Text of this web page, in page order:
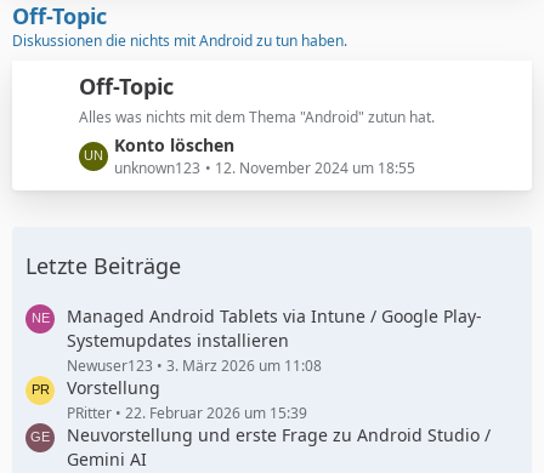
g
e
i
t
ä
g
e
t
e
B
e
i
t
r
Off-Topic
Diskussionen die nichts mit Android zu tun haben.
Off-Topic
Alles was nichts mit dem Thema "Android" zutun hat.
L
e
t
e
e
i
t
r
ä
g
e
Konto löschen
unknown123 12. November 2024 um 18:55
Letzte Beiträge
Managed Android Tablets via Intune / Google Play-
Systemupdates installieren
Newuser123 3. März 2026 um 11:08
Vorstellung
PRitter 22. Februar 2026 um 15:39
Neuvorstellung und erste Frage zu Android Studio /
Gemini AI